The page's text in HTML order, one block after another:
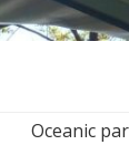
Oceanic